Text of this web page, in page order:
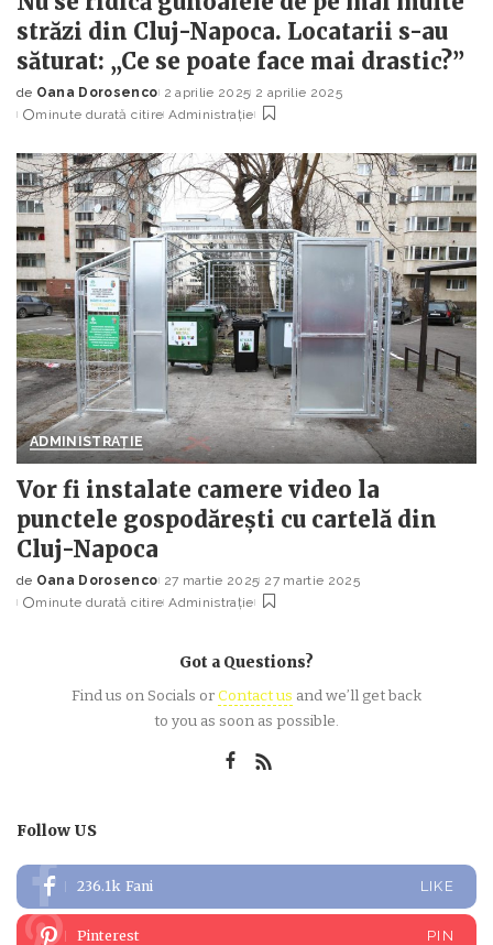
străzi din Cluj-Napoca. Locatarii s-au
săturat: „Ce se poate face mai drastic?”
Posted
by
de Oana Dorosenco 2 aprilie 2025 2 aprilie 2025
minute durată citire Administrație
ADMINISTRAȚIE
Vor fi instalate camere video la
punctele gospodărești cu cartelă din
Cluj-Napoca
Posted
by
de Oana Dorosenco 27 martie 2025 27 martie 2025
minute durată citire Administrație
Got a Questions?
Find us on Socials orContact us and we’ll get back
to you as soon as possible.
Follow US
236.1k Fani LIKE
Pinterest PIN